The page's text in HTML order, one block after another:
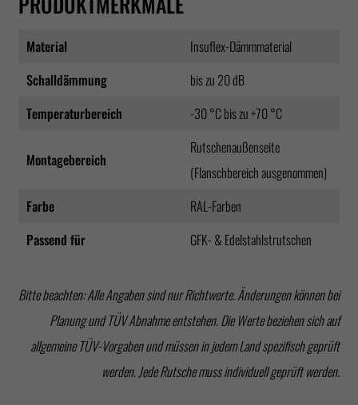
Material
Insuflex-Dämmmaterial
Schalldämmung
bis zu 20 dB
Temperaturbereich
-30 °C bis zu +70 °C
Montagebereich
Rutschenaußenseite
(Flanschbereich ausgenommen)
Farbe
RAL-Farben
Passend für
GFK- & Edelstahlstrutschen
Bitte beachten: Alle Angaben sind nur Richtwerte. Änderungen können bei
Planung und TÜV Abnahme entstehen. Die Werte beziehen sich auf
allgemeine TÜV-Vorgaben und müssen in jedem Land spezifisch geprüft
werden. Jede Rutsche muss individuell geprüft werden.